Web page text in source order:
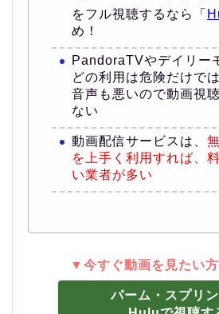
をフル視聴するなら「
め！
PandoraTVやデイリー
どの利用は危険だけで
音声も悪いので動画視
ない
動画配信サービスは、
を上手く利用すれば、
い業者が多い
▼今すぐ動画を見たい
パーム・スプリ